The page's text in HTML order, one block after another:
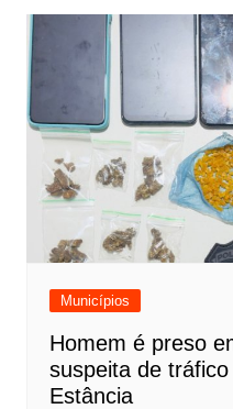
Municípios
Homem é preso
suspeita de
Estância